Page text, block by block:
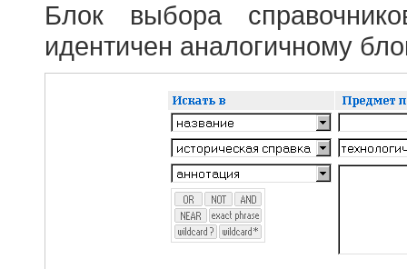
Блок выбора
идентичен аналогичному